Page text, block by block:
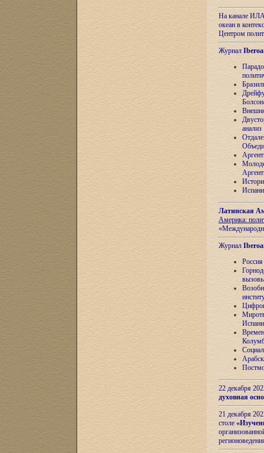
На канале
океан в
Центром
Журнал
анализ
Латинская
Америка:
Журнал
22 декабря
духовная
21 декабря
столе